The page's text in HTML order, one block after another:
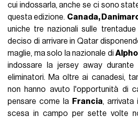
cui indossarla, anche se ci sono
questa edizione. Canada,
uniche tre nazionali sulle
deciso di arrivare in Qatar
maglie, ma solo la nazionale di
indossare la jersey away
eliminatori. Ma oltre ai canadesi,
non hanno avuto l'opportunità di
pensare come la Francia, arrivata
scesa in campo per sette volte